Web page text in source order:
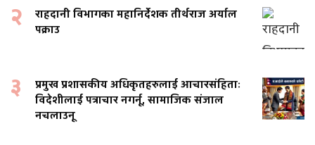
२
राहदानी विभागका महानिर्देशक तीर्थराज अर्याल
पक्राउ
३
प्रमुख प्रशासकीय अधिकृतहरुलाई आचारसंहिताः
विदेशीलाई पत्राचार नगर्नू, सामाजिक संजाल
नचलाउनू